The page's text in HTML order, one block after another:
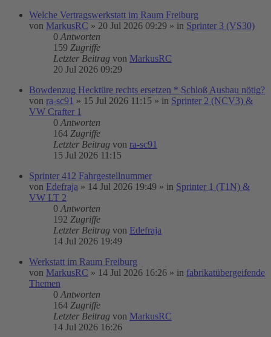
Welche Vertragswerkstatt im Raum Freiburg
von MarkusRC » 20 Jul 2026 09:29 » in Sprinter 3 (VS30)
0 Antworten
159 Zugriffe
Letzter Beitrag von MarkusRC
20 Jul 2026 09:29
Bowdenzug Hecktüre rechts ersetzen * Schloß Ausbau nötig?
von ra-sc91 » 15 Jul 2026 11:15 » in Sprinter 2 (NCV3) &
VW Crafter 1
0 Antworten
164 Zugriffe
Letzter Beitrag von ra-sc91
15 Jul 2026 11:15
Sprinter 412 Fahrgestellnummer
von Edefraja » 14 Jul 2026 19:49 » in Sprinter 1 (T1N) &
VW LT 2
0 Antworten
192 Zugriffe
Letzter Beitrag von Edefraja
14 Jul 2026 19:49
Werkstatt im Raum Freiburg
von MarkusRC » 14 Jul 2026 16:26 » in fabrikatübergeifende
Themen
0 Antworten
164 Zugriffe
Letzter Beitrag von MarkusRC
14 Jul 2026 16:26